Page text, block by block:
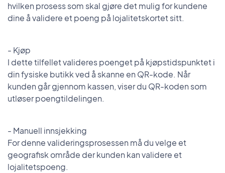
hvilken prosess som skal gjøre det mulig for kundene
dine å validere et poeng på lojalitetskortet sitt.
- Kjøp
I dette tilfellet valideres poenget på kjøpstidspunktet i
din fysiske butikk ved å skanne en QR-kode. Når
kunden går gjennom kassen, viser du QR-koden som
utløser poengtildelingen.
- Manuell innsjekking
For denne valideringsprosessen må du velge et
geografisk område der kunden kan validere et
lojalitetspoeng.